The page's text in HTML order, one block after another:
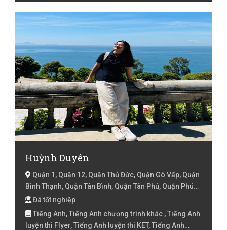
Huỳnh Duyên
Quận 1, Quận 12, Quận Thủ Đức, Quận Gò Vấp, Quận
Bình Thạnh, Quận Tân Bình, Quận Tân Phú, Quận Phú
Nhuận, Quận 2, Quận 3, Quận 10, Quận 11, Quận Bình
Tân, Quận 7, Hồ Chí Minh
Đã tốt nghiệp
Tiếng Anh, Tiếng Anh chương trình khác , Tiếng Anh
luyện thi Flyer, Tiếng Anh luyện thi KET, Tiếng Anh